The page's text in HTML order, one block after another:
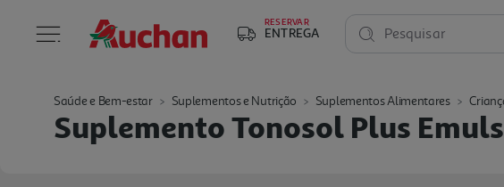
RESERVAR
ENTREGA Pesquisar
Saúde e Bem-estar Suplementos e Nutrição Suplementos Alimentares
Suplemento Tonosol Plus